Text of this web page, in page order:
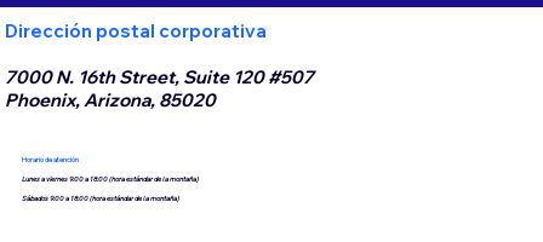
Dirección postal corporativa
7000 N. 16th Street, Suite 120 #507
Phoenix, Arizona, 85020
Horario de atención
Lunes a viernes 9:00 a 18:00 (hora estándar de la montaña)
Sábados 9:00 a 18:00 (hora estándar de la montaña)